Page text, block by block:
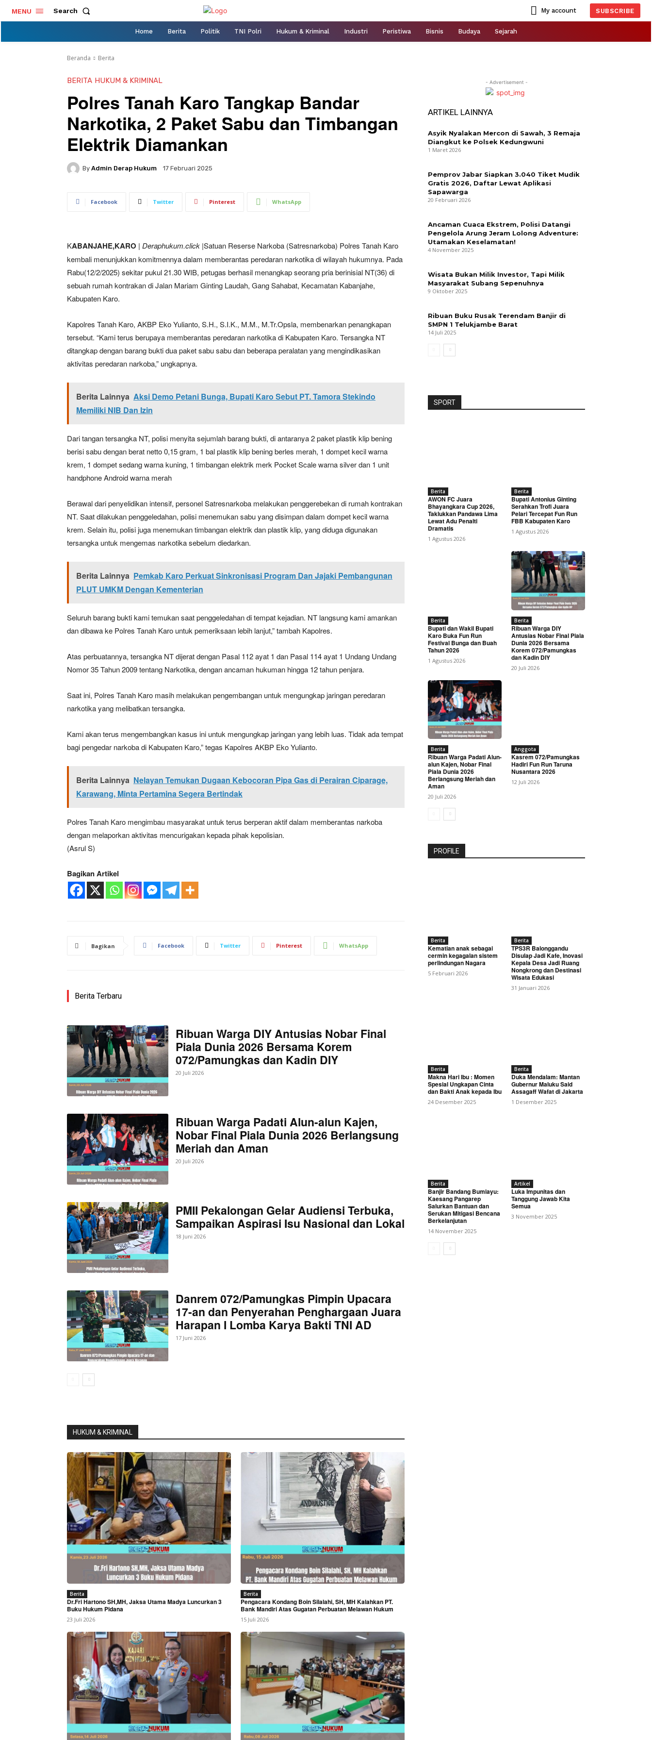
MENU Search My account SUBSCRIBE
Home Berita Politik TNI Polri Hukum & Kriminal Industri Peristiwa Bisnis Budaya Sejarah
Beranda Berita
BERITA HUKUM & KRIMINAL
Polres Tanah Karo Tangkap Bandar
Narkotika, 2 Paket Sabu dan Timbangan
Elektrik Diamankan
By Admin Derap Hukum 17 Februari 2025
Facebook Twitter Pinterest WhatsApp
KABANJAHE,KARO | Deraphukum.click |Satuan Reserse Narkoba (Satresnarkoba) Polres Tanah Karo
kembali menunjukkan komitmennya dalam memberantas peredaran narkotika di wilayah hukumnya. Pada
Rabu(12/2/2025) sekitar pukul 21.30 WIB, petugas berhasil menangkap seorang pria berinisial NT(36) di
sebuah rumah kontrakan di Jalan Mariam Ginting Laudah, Gang Sahabat, Kecamatan Kabanjahe,
Kabupaten Karo.
Kapolres Tanah Karo, AKBP Eko Yulianto, S.H., S.I.K., M.M., M.Tr.Opsla, membenarkan penangkapan
tersebut. “Kami terus berupaya memberantas peredaran narkotika di Kabupaten Karo. Tersangka NT
ditangkap dengan barang bukti dua paket sabu sabu dan beberapa peralatan yang mengindikasikan
aktivitas peredaran narkoba,” ungkapnya.
Berita Lainnya Aksi Demo Petani Bunga, Bupati Karo Sebut PT. Tamora Stekindo
Memiliki NIB Dan Izin
Dari tangan tersangka NT, polisi menyita sejumlah barang bukti, di antaranya 2 paket plastik klip bening
berisi sabu dengan berat netto 0,15 gram, 1 bal plastik klip bening berles merah, 1 dompet kecil warna
krem, 1 dompet sedang warna kuning, 1 timbangan elektrik merk Pocket Scale warna silver dan 1 unit
handphone Android warna merah
Berawal dari penyelidikan intensif, personel Satresnarkoba melakukan penggerebekan di rumah kontrakan
NT. Saat dilakukan penggeledahan, polisi menemukan sabu yang disimpan dalam dompet kecil warna
krem. Selain itu, polisi juga menemukan timbangan elektrik dan plastik klip, yang diduga digunakan
tersangka untuk mengemas narkotika sebelum diedarkan.
Berita Lainnya Pemkab Karo Perkuat Sinkronisasi Program Dan Jajaki Pembangunan
PLUT UMKM Dengan Kementerian
Seluruh barang bukti kami temukan saat penggeledahan di tempat kejadian. NT langsung kami amankan
dan dibawa ke Polres Tanah Karo untuk pemeriksaan lebih lanjut,” tambah Kapolres.
Atas perbuatannya, tersangka NT dijerat dengan Pasal 112 ayat 1 dan Pasal 114 ayat 1 Undang Undang
Nomor 35 Tahun 2009 tentang Narkotika, dengan ancaman hukuman hingga 12 tahun penjara.
Saat ini, Polres Tanah Karo masih melakukan pengembangan untuk mengungkap jaringan peredaran
narkotika yang melibatkan tersangka.
Kami akan terus mengembangkan kasus ini untuk mengungkap jaringan yang lebih luas. Tidak ada tempat
bagi pengedar narkoba di Kabupaten Karo,” tegas Kapolres AKBP Eko Yulianto.
Berita Lainnya Nelayan Temukan Dugaan Kebocoran Pipa Gas di Perairan Ciparage,
Karawang, Minta Pertamina Segera Bertindak
Polres Tanah Karo mengimbau masyarakat untuk terus berperan aktif dalam memberantas narkoba
dengan melaporkan aktivitas mencurigakan kepada pihak kepolisian.
(Asrul S)
Bagikan Artikel
Bagikan Facebook Twitter Pinterest WhatsApp
Berita Terbaru
Ribuan Warga DIY Antusias Nobar Final
Piala Dunia 2026 Bersama Korem
072/Pamungkas dan Kadin DIY
20 Juli 2026
Ribuan Warga Padati Alun-alun Kajen,
Nobar Final Piala Dunia 2026 Berlangsung
Meriah dan Aman
20 Juli 2026
PMII Pekalongan Gelar Audiensi Terbuka,
Sampaikan Aspirasi Isu Nasional dan Lokal
18 Juni 2026
Danrem 072/Pamungkas Pimpin Upacara
17-an dan Penyerahan Penghargaan Juara
Harapan I Lomba Karya Bakti TNI AD
17 Juni 2026
HUKUM & KRIMINAL
Berita
Dr.Fri Hartono SH,MH, Jaksa Utama Madya Luncurkan 3
Buku Hukum Pidana
23 Juli 2026
Berita
Pengacara Kondang Boin Silalahi, SH, MH Kalahkan PT.
Bank Mandiri Atas Gugatan Perbuatan Melawan Hukum
15 Juli 2026
- Advertisement -
ARTIKEL LAINNYA
Asyik Nyalakan Mercon di Sawah, 3 Remaja
Diangkut ke Polsek Kedungwuni
1 Maret 2026
Pemprov Jabar Siapkan 3.040 Tiket Mudik
Gratis 2026, Daftar Lewat Aplikasi
Sapawarga
20 Februari 2026
Ancaman Cuaca Ekstrem, Polisi Datangi
Pengelola Arung Jeram Lolong Adventure:
Utamakan Keselamatan!
4 November 2025
Wisata Bukan Milik Investor, Tapi Milik
Masyarakat Subang Sepenuhnya
9 Oktober 2025
Ribuan Buku Rusak Terendam Banjir di
SMPN 1 Telukjambe Barat
14 Juli 2025
SPORT
Berita
AWON FC Juara
Bhayangkara Cup 2026,
Taklukkan Pandawa Lima
Lewat Adu Penalti
Dramatis
1 Agustus 2026
Berita
Bupati Antonius Ginting
Serahkan Trofi Juara
Pelari Tercepat Fun Run
FBB Kabupaten Karo
1 Agustus 2026
Berita
Bupati dan Wakil Bupati
Karo Buka Fun Run
Festival Bunga dan Buah
Tahun 2026
1 Agustus 2026
Berita
Ribuan Warga DIY
Antusias Nobar Final Piala
Dunia 2026 Bersama
Korem 072/Pamungkas
dan Kadin DIY
20 Juli 2026
Berita
Ribuan Warga Padati Alun-
alun Kajen, Nobar Final
Piala Dunia 2026
Berlangsung Meriah dan
Aman
20 Juli 2026
Anggota
Kasrem 072/Pamungkas
Hadiri Fun Run Taruna
Nusantara 2026
12 Juli 2026
PROFILE
Berita
Kematian anak sebagai
cermin kegagalan sistem
perlindungan Nagara
5 Februari 2026
Berita
TPS3R Balonggandu
Disulap Jadi Kafe, Inovasi
Kepala Desa Jadi Ruang
Nongkrong dan Destinasi
Wisata Edukasi
31 Januari 2026
Berita
Makna Hari Ibu : Momen
Spesial Ungkapan Cinta
dan Bakti Anak kepada Ibu
24 Desember 2025
Berita
Duka Mendalam: Mantan
Gubernur Maluku Said
Assagaff Wafat di Jakarta
1 Desember 2025
Berita
Banjir Bandang Bumiayu:
Kaesang Pangarep
Salurkan Bantuan dan
Serukan Mitigasi Bencana
Berkelanjutan
14 November 2025
Artikel
Luka Impunitas dan
Tanggung Jawab Kita
Semua
3 November 2025